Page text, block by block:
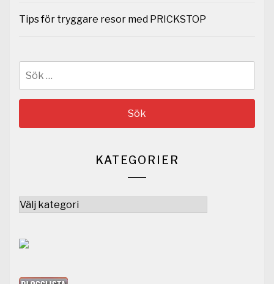
Tips för tryggare resor med PRICKSTOP
KATEGORIER
Kategorier